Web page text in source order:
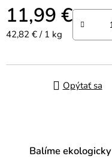
11,99 €
Jednotková cena:
42,82 € / 1 kg
Opýtať sa
Balíme ekologicky